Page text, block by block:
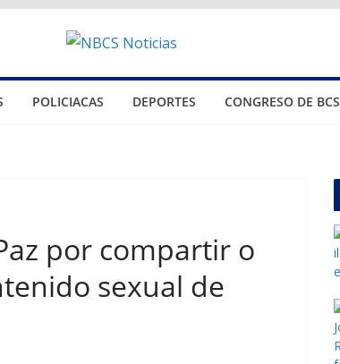
POLICIACAS DEPORTES CONGRESO DE BCS
por compartir o
sexual de